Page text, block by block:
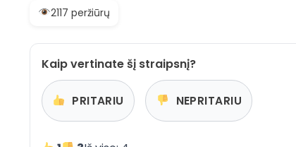
2117 peržiūrų
Kaip vertinate šį straipsnį?
PRITARIU NEPRITARIU